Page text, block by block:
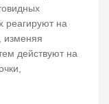
реагируют на
изменяя
действуют на